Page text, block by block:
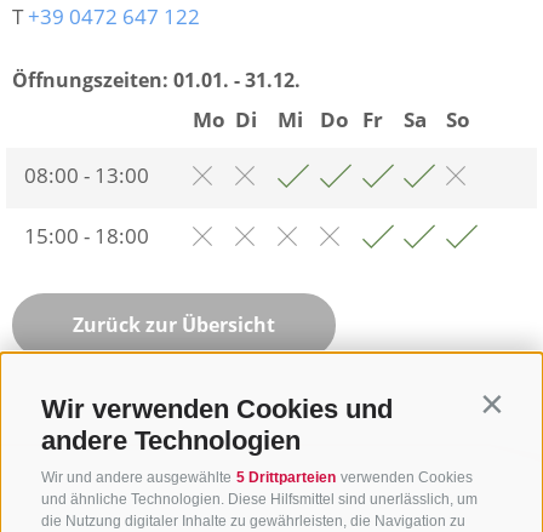
Wir verwenden Cookies und
andere Technologien
Wir und andere ausgewählte 5 Drittparteien verwenden Cookies
und ähnliche Technologien. Diese Hilfsmittel sind unerlässlich, um
die Nutzung digitaler Inhalte zu gewährleisten, die Navigation zu
T+39 0472 647 122
Öffnungszeiten: 01.01. - 31.12.
Mo Di Mi Do Fr Sa
So
08:00 - 13:00
15:00 - 18:00
Zurück zur Übersicht